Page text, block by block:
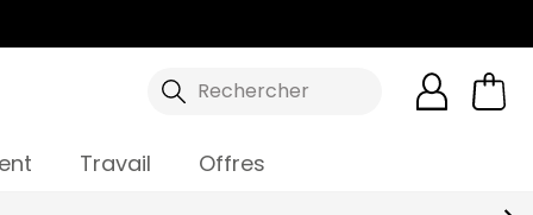
Rechercher
Travail Offres